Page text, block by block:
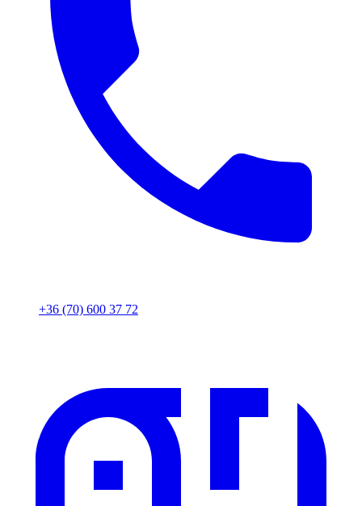
+36 (70) 600 37 72